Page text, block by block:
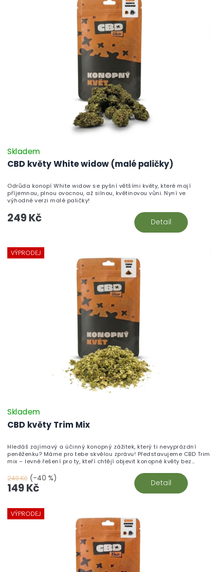
CBD květy White widow (malé paličky)
Skladem
249 Kč Detail
Odrůda konopí White widow se pyšní většími květy, které mají
příjemnou, plnou ovocnou, až silnou, květinovou vůni. Nyní ve
výhodné verzi malé paličky!
VÝPRODEJ
CBD květy Trim Mix
Skladem
249 Kč (-40 %)
149 Kč Detail
Hledáš zajímavý a účinný konopný zážitek, který ti nevyprázdní
peněženku? Máme pro tebe skvělou zprávu! Představujeme CBD Trim
mix – levné řešení pro ty, kteří chtějí objevit konopné květy bez
zbytečného přepychu.
VÝPRODEJ